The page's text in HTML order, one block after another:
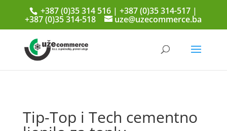
+387 (0)35 314 516 | +387 (0)35 314-517 |
+387 (0)35 314-518 uze@uzecommerce.ba
Tip-Top i Tech cementno